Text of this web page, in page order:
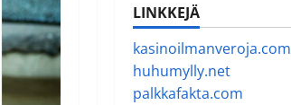
LINKKEJÄ
kasinoilmanveroja.com
huhumylly.net
palkkafakta.com